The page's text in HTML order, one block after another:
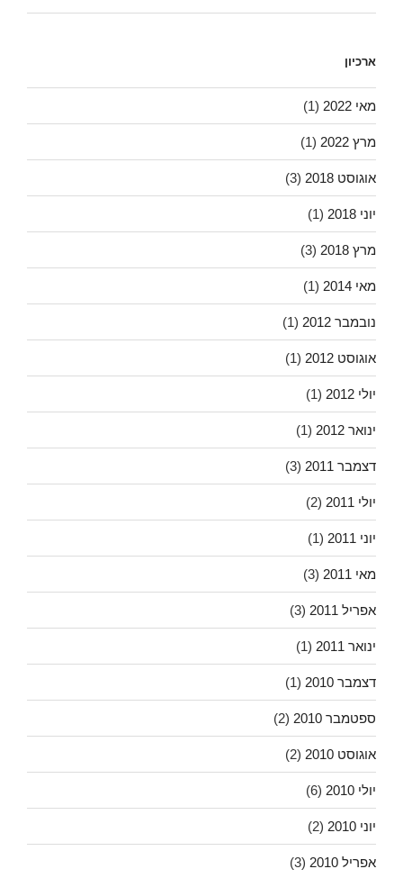
ארכיון
מאי 2022 (1)
מרץ 2022 (1)
אוגוסט 2018 (3)
יוני 2018 (1)
מרץ 2018 (3)
מאי 2014 (1)
נובמבר 2012 (1)
אוגוסט 2012 (1)
יולי 2012 (1)
ינואר 2012 (1)
דצמבר 2011 (3)
יולי 2011 (2)
יוני 2011 (1)
מאי 2011 (3)
אפריל 2011 (3)
ינואר 2011 (1)
דצמבר 2010 (1)
ספטמבר 2010 (2)
אוגוסט 2010 (2)
יולי 2010 (6)
יוני 2010 (2)
אפריל 2010 (3)